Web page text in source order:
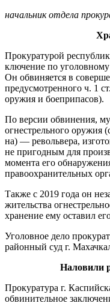
начальник отдела
Прокуратурой
ключение по
Он обвиняется в
предусмотренного ч. 1
оружия и боеприпасов).
По версии обвинения,
огнестрельного оружия
на) — револьвера,
не пригодным для
момента его
правоохранительных
Также с 2019 года он
житель­ства
хранение ему оставил
Уголовное дело
районный суд г.
Наловили
Прокуратура г.
обвинительное